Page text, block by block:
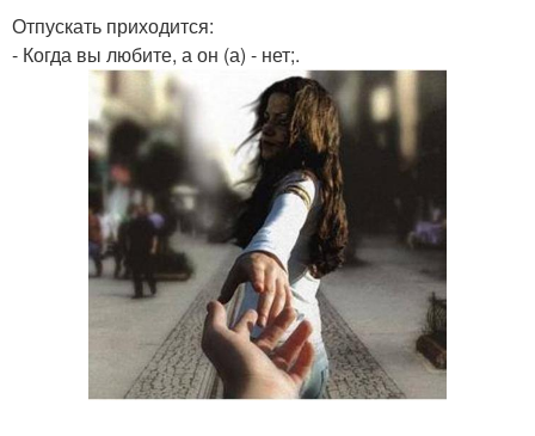
Отпускать приходится:
- Когда вы любите, а он (а) - нет;.